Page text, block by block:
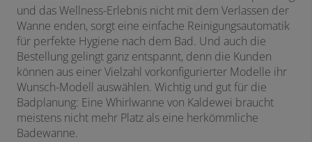
und das Wellness-Erlebnis nicht mit dem Verlassen der
Wanne enden, sorgt eine einfache Reinigungsautomatik
für perfekte Hygiene nach dem Bad. Und auch die
Bestellung gelingt ganz entspannt, denn die Kunden
können aus einer Vielzahl vorkonfigurierter Modelle ihr
Wunsch-Modell auswählen. Wichtig und gut für die
Badplanung: Eine Whirlwanne von Kaldewei braucht
meistens nicht mehr Platz als eine herkömmliche
Badewanne.